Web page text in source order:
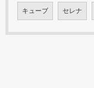
キューブ セレナ